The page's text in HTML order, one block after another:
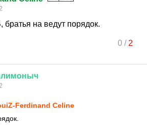
на ведут порядок.
0/ 2
Ferdinand Celine